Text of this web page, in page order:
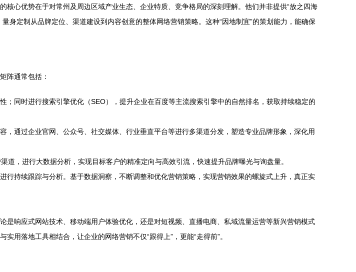
心优势在于对常州及周边区域产业生态、企业特质、竞争格局的深刻理解。他们并非提供“放之四海
身定制从品牌定位、渠道建设到内容创意的整体网络营销策略。这种“因地制宜”的策划能力，能确保
阵通常包括：
同时进行搜索引擎优化（SEO），提升企业在百度等主流搜索引擎中的自然排名，获取持续稳定的
，通过企业官网、公众号、社交媒体、行业垂直平台等进行多渠道分发，塑造专业品牌形象，深化用
，进行大数据分析，实现目标客户的精准定向与高效引流，快速提升品牌曝光与询盘量。
行持续跟踪与分析。基于数据洞察，不断调整和优化营销策略，实现营销效果的螺旋式上升，真正实
响应式网站技术、移动端用户体验优化，还是对短视频、直播电商、私域流量运营等新兴营销模式
用落地工具相结合，让企业的网络营销不仅“跟得上”，更能“走得前”。